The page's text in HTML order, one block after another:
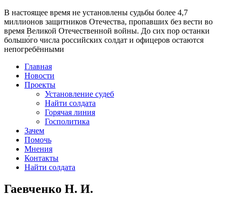
В настоящее время не установлены судьбы более 4,7
миллионов защитников Отечества, пропавших без вести во
время Великой Отечественной войны. До сих пор останки
большо́го числа российских солдат и офицеров остаются
непогребёнными
Главная
Новости
Проекты
Установление судеб
Найти солдата
Горячая линия
Госполитика
Зачем
Помочь
Мнения
Контакты
Найти солдата
Гаевченко Н. И.